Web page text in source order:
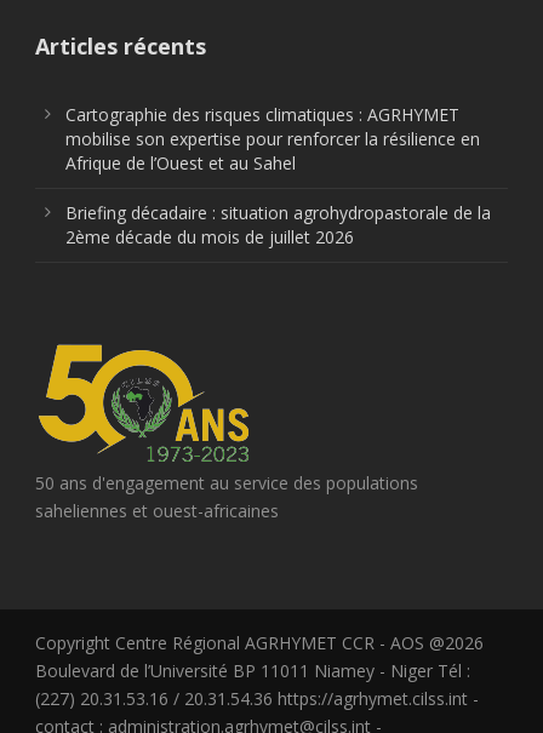
Articles récents
Cartographie des risques climatiques : AGRHYMET
mobilise son expertise pour renforcer la résilience en
Afrique de l’Ouest et au Sahel
Briefing décadaire : situation agrohydropastorale de la
2ème décade du mois de juillet 2026
50 ans d'engagement au service des populations
saheliennes et ouest-africaines
Copyright Centre Régional AGRHYMET CCR - AOS @2026
Boulevard de l’Université BP 11011 Niamey - Niger Tél :
(227) 20.31.53.16 / 20.31.54.36 https://agrhymet.cilss.int -
contact : administration.agrhymet@cilss.int -